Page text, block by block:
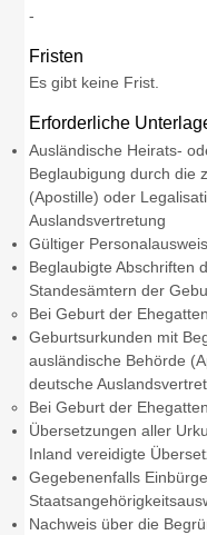
-
Fristen
Es gibt keine Frist.
Erforderliche
Ausländische Heirats-
Beglaubigung durch die
(Apostille) oder
Auslandsvertretung
Gültiger
Beglaubigte Abschriften
Standesämtern der
Bei Geburt der
Geburtsurkunden mit
ausländische Behörde
deutsche
Bei Geburt der
Übersetzungen aller
Inland vereidigte
Gegebenenfalls
Nachweis über die